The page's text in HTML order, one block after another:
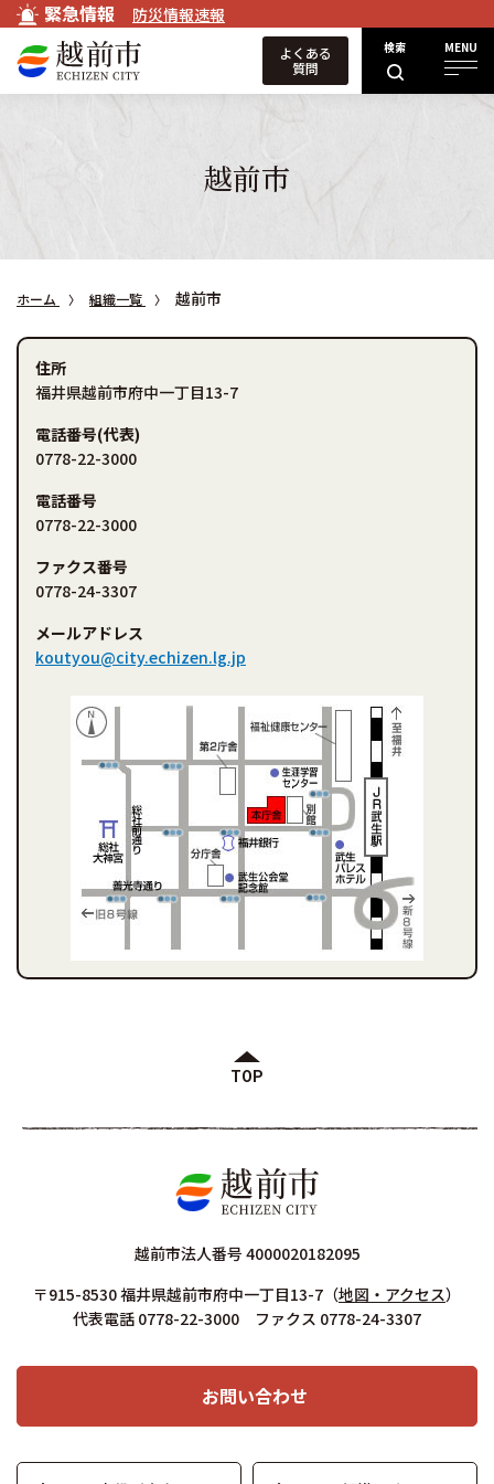
緊急情報 防災情報速報
検索 MENU
よくある
質問
越前市
ホーム 組織一覧 越前市
住所
福井県越前市府中一丁目13-7
電話番号(代表)
0778-22-3000
電話番号
0778-22-3000
ファクス番号
0778-24-3307
メールアドレス
koutyou@city.echizen.lg.jp
TOP
越前市法人番号 4000020182095
〒915-8530 福井県越前市府中一丁目13-7 （地図・アクセス）
代表電話 0778-22-3000 ファクス 0778-24-3307
お問い合わせ